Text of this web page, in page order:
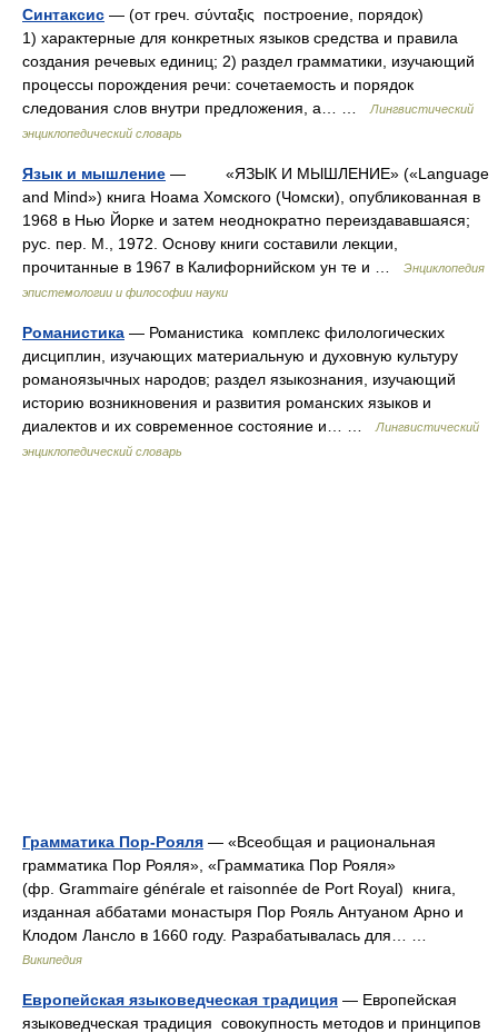
Синтаксис — (от греч. σύνταξις построение, порядок)
1) характерные для конкретных языков средства и правила
создания речевых единиц; 2) раздел грамматики, изучающий
процессы порождения речи: сочетаемость и порядок
следования слов внутри предложения, а… …
Лингвистический
энциклопедический словарь
Язык и мышление — «ЯЗЫК И МЫШЛЕНИЕ» («Language
and Mind») книга Ноама Хомского (Чомски), опубликованная в
1968 в Нью Йорке и затем неоднократно переиздававшаяся;
рус. пер. М., 1972. Основу книги составили лекции,
прочитанные в 1967 в Калифорнийском ун те и …
Энциклопедия
эпистемологии и философии науки
Романистика — Романистика комплекс филологических
дисциплин, изучающих материальную и духовную культуру
романоязычных народов; раздел языкознания, изучающий
историю возникновения и развития романских языков и
диалектов и их современное состояние и… …
Лингвистический
энциклопедический словарь
Грамматика Пор-Рояля — «Всеобщая и рациональная
грамматика Пор Рояля», «Грамматика Пор Рояля»
(фр. Grammaire générale et raisonnée de Port Royal) книга,
изданная аббатами монастыря Пор Рояль Антуаном Арно и
Клодом Лансло в 1660 году. Разрабатывалась для… …
Википедия
Европейская языковедческая традиция — Европейская
языковедческая традиция совокупность методов и принципов